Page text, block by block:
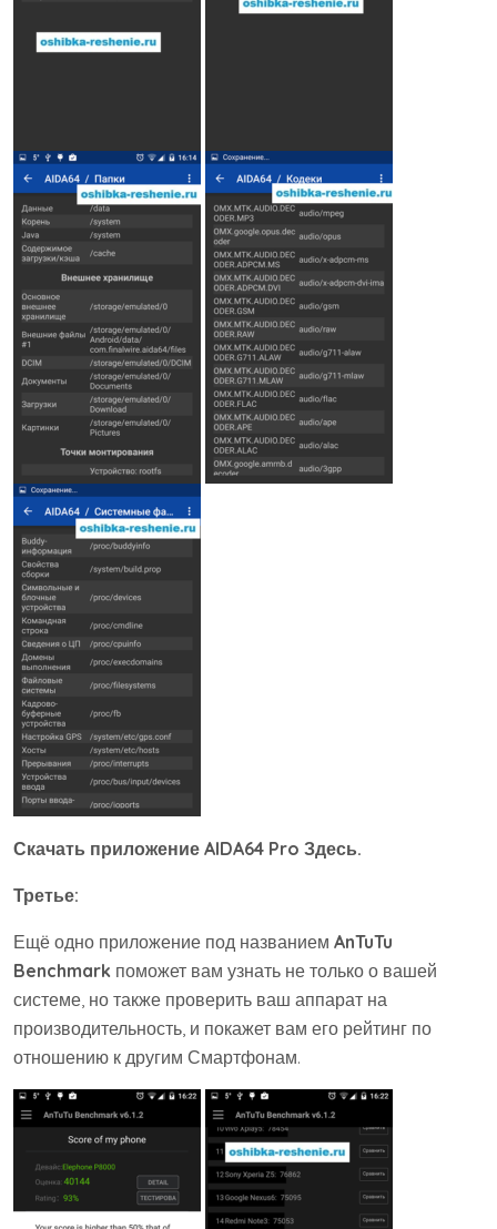
Скачать приложение AIDA64 Pro Здесь.
Третье:
Ещё одно приложение под названием AnTuTu
Benchmark поможет вам узнать не только о вашей
системе, но также проверить ваш аппарат на
производительность, и покажет вам его рейтинг по
отношению к другим Смартфонам.